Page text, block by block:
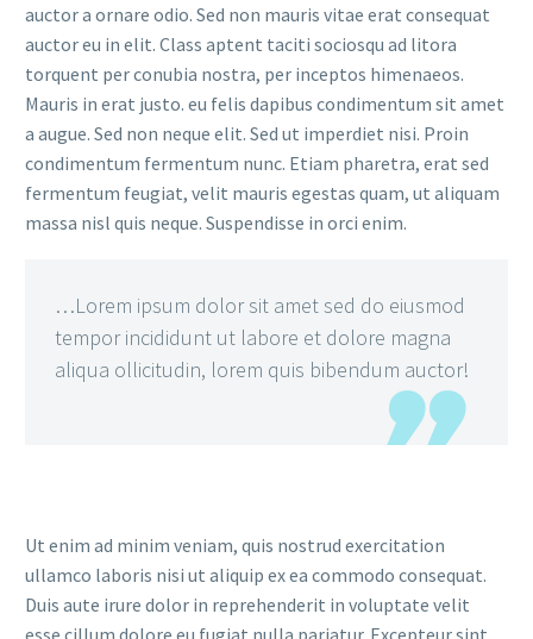
auctor a ornare odio. Sed non mauris vitae erat consequat
auctor eu in elit. Class aptent taciti sociosqu ad litora
torquent per conubia nostra, per inceptos himenaeos.
Mauris in erat justo. eu felis dapibus condimentum sit amet
a augue. Sed non neque elit. Sed ut imperdiet nisi. Proin
condimentum fermentum nunc. Etiam pharetra, erat sed
fermentum feugiat, velit mauris egestas quam, ut aliquam
massa nisl quis neque. Suspendisse in orci enim.
…Lorem ipsum dolor sit amet sed do eiusmod
tempor incididunt ut labore et dolore magna
aliqua ollicitudin, lorem quis bibendum auctor!
Ut enim ad minim veniam, quis nostrud exercitation
ullamco laboris nisi ut aliquip ex ea commodo consequat.
Duis aute irure dolor in reprehenderit in voluptate velit
esse cillum dolore eu fugiat nulla pariatur. Excepteur sint